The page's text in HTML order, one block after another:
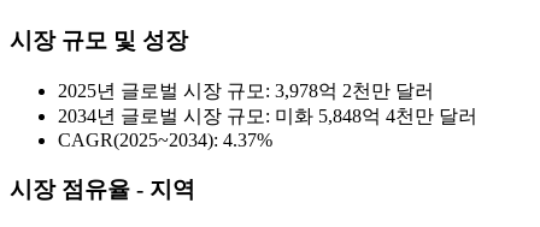
시장 규모 및 성장
2025년 글로벌 시장 규모: 3,978억 2천만 달러
2034년 글로벌 시장 규모: 미화 5,848억 4천만 달러
CAGR(2025~2034): 4.37%
시장 점유율 - 지역